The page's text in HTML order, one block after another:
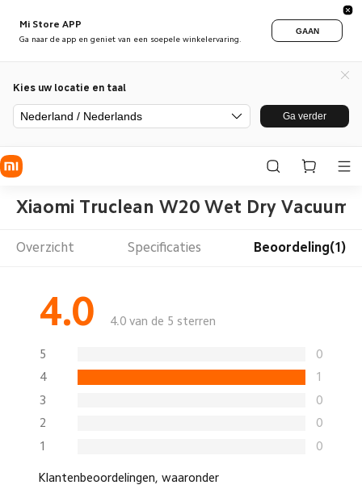
Mi Store APP
Ga naar de app en geniet van een soepele winkelervaring.
GAAN
Kies uw locatie en taal
Nederland / Nederlands Ga verder
Xiaomi Truclean W20 Wet Dry Vacuum
Overzicht Specificaties Beoordeling(1)
4.0 4.0 van de 5 sterren
5
0
4
1
3
0
2
0
1
0
Klantenbeoordelingen, waaronder